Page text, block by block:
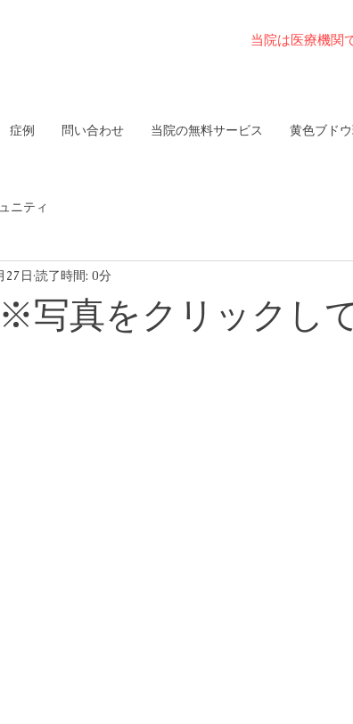
当院は医療機関
症例 問い合わせ 当院の無料サービス 黄色ブド
ニティ
真をクリックし
27日 読了時間: 0分